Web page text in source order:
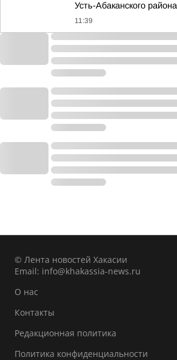
Усть-Абаканского района
11:39
© Лента новостей Хакасии
Email: info@khakassia-news.ru
О нас
Контакты
Редакционная политика
Политика конфиденциальности